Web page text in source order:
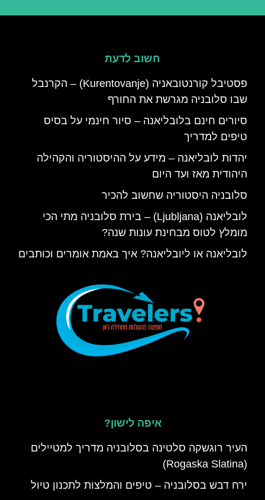
חשוב לדעת
פסטיבל קורנטובאניה (Kurentovanje) – הקרנבל
שבו סלובניה מגרשת את החורף
סיורים חינם בלובליאנה – סיור חינמי על בסיס
טיפים למדריך
יהדות לובליאנה – מידע על ההיסטוריה והקהילה
היהודית מאז ועד היום
סלובניה היסטוריה שחשוב להכיר
לובליאנה (Ljubljana) – בירת סלובניה מתי הכי
מומלץ לטוס מבחינת עונות שנה?
לובליאנה או ליובליאנה? איך באמת אומרים וכותבים
איפה לישון?
העיר רוגשקה סלטינה בסלובניה מדריך למטיילים
(Rogaska Slatina)
ירח דבש בסלובניה – טיפים והמלצות לתכנון טיול